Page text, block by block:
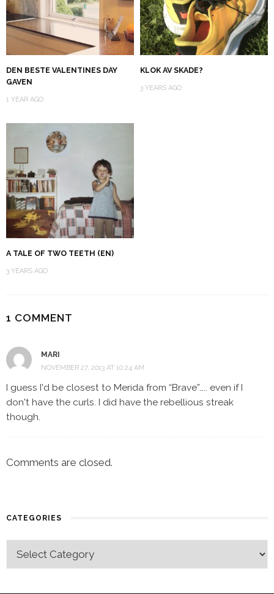
DEN BESTE VALENTINES DAY
GAVEN
1 YEAR AGO
KLOK AV SKADE?
3 YEARS AGO
A TALE OF TWO TEETH (EN)
3 YEARS AGO
1 COMMENT
MARI
NOVEMBER 27, 2013 AT 10:24 AM
I guess I'd be closest to Merida from “Brave”….. even if I
don't have the curls. I did have the rebellious streak
though.
Comments are closed.
CATEGORIES